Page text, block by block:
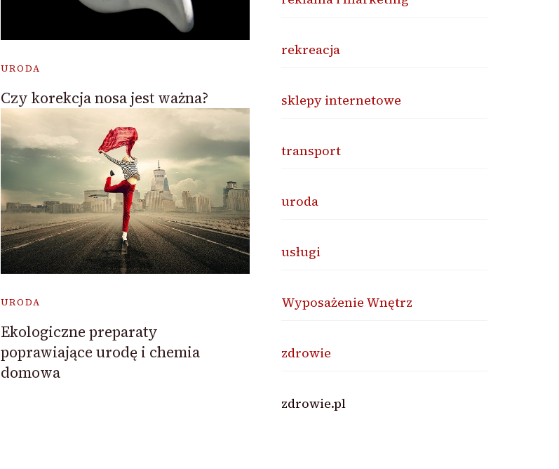
URODA
Czy korekcja nosa jest ważna?
URODA
Ekologiczne preparaty
poprawiające urodę i chemia
domowa
rekreacja
sklepy internetowe
transport
uroda
usługi
Wyposażenie Wnętrz
zdrowie
zdrowie.pl